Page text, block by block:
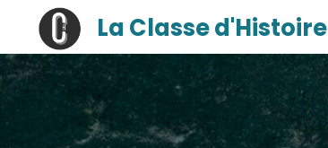
content
principal
La Classe d'Histoire